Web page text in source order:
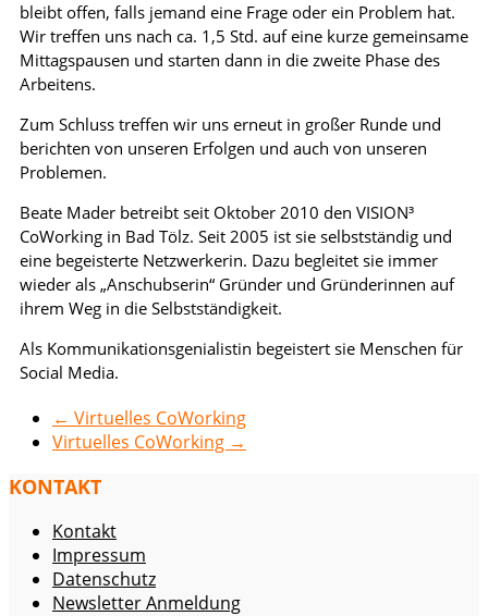
bleibt offen, falls jemand eine Frage oder ein Problem hat.
Wir treffen uns nach ca. 1,5 Std. auf eine kurze gemeinsame
Mittagspausen und starten dann in die zweite Phase des
Arbeitens.
Zum Schluss treffen wir uns erneut in großer Runde und
berichten von unseren Erfolgen und auch von unseren
Problemen.
Beate Mader betreibt seit Oktober 2010 den VISION³
CoWorking in Bad Tölz. Seit 2005 ist sie selbstständig und
eine begeisterte Netzwerkerin. Dazu begleitet sie immer
wieder als „Anschubserin“ Gründer und Gründerinnen auf
ihrem Weg in die Selbstständigkeit.
Als Kommunikationsgenialistin begeistert sie Menschen für
Social Media.
← Virtuelles CoWorking
Virtuelles CoWorking →
KONTAKT
Kontakt
Impressum
Datenschutz
Newsletter Anmeldung